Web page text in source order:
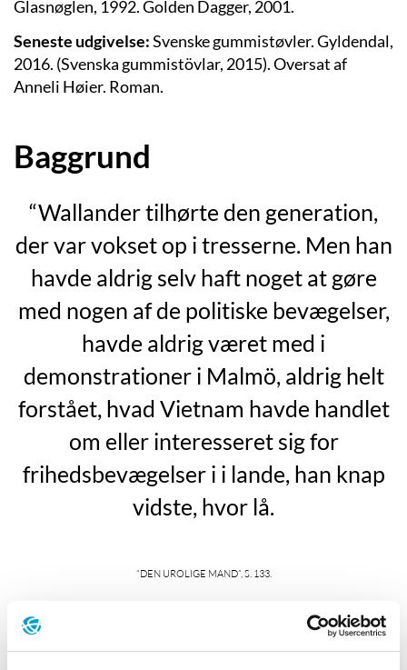
Glasnøglen, 1992. Golden Dagger, 2001.
Seneste udgivelse:Svenske gummistøvler. Gyldendal,
2016. (Svenska gummistövlar, 2015). Oversat af
Anneli Høier. Roman.
Baggrund
“Wallander tilhørte den generation,
der var vokset op i tresserne. Men han
havde aldrig selv haft noget at gøre
med nogen af de politiske bevægelser,
havde aldrig været med i
demonstrationer i Malmö, aldrig helt
forstået, hvad Vietnam havde handlet
om eller interesseret sig for
frihedsbevægelser i i lande, han knap
vidste, hvor lå.
“Den urolige mand”, s. 133.
Han er den største Henning på svensk Wikipedia. Den
Henning som dukker op, inden man overhovedet har